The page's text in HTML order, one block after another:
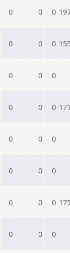
0 0 0
0 0 0
0 0 0
0 0 0
0 0 0
0 0 0
0 0 0
0 0 0